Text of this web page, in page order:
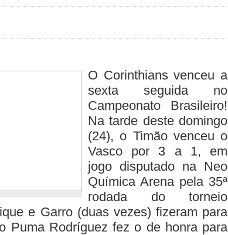
O Corinthians venceu a
sexta seguida no
Campeonato Brasileiro!
Na tarde deste domingo
(24), o Timão venceu o
Vasco por 3 a 1, em
jogo disputado na Neo
Química Arena pela 35ª
rodada do torneio
e Garro (duas vezes) fizeram para
Puma Rodríguez fez o de honra para